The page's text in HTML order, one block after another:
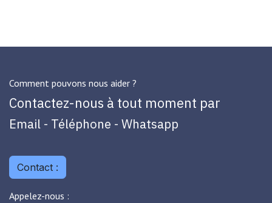
Comment pouvons nous aider ?
Contactez-nous à tout moment par
Email - Téléphone - Whatsapp
Contact :
Appelez-nous :